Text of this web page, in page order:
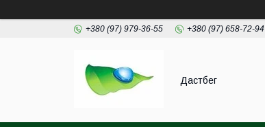
+380 (97) 979-36-55 +380 (97) 658-72-94
Дастбег